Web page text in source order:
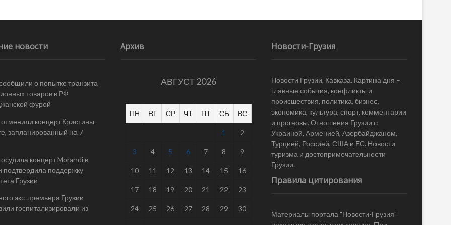
новости
о попытке транзита
товаров в РФ
фурой
концерт Кристины
запланированный на 7
концерт Morandi в
подтвердила поддержку
Грузии
экс-премьера Грузии
госпитализировали из
Архив
АВГУСТ 2026
ПН ВТ СР ЧТ ПТ СБ ВС
1 2
3 4 5 6 7 8 9
10 11 12 13 14 15 16
17 18 19 20 21 22 23
24 25 26 27 28 29 30
Новости-Грузия
Новости Грузии, Кавказа. Картина дня –
главные события, конфликты и
происшествия, политика, бизнес,
экономика, культура, спорт, комментарии
и прогнозы. Отношения Грузии с
Украиной, Арменией, Азербайджаном,
Турцией, Россией, США и ЕС. Новости
туризма и достопримечательности
Грузии.
Правила цитирования
Материалы портала "Новости-Грузия"